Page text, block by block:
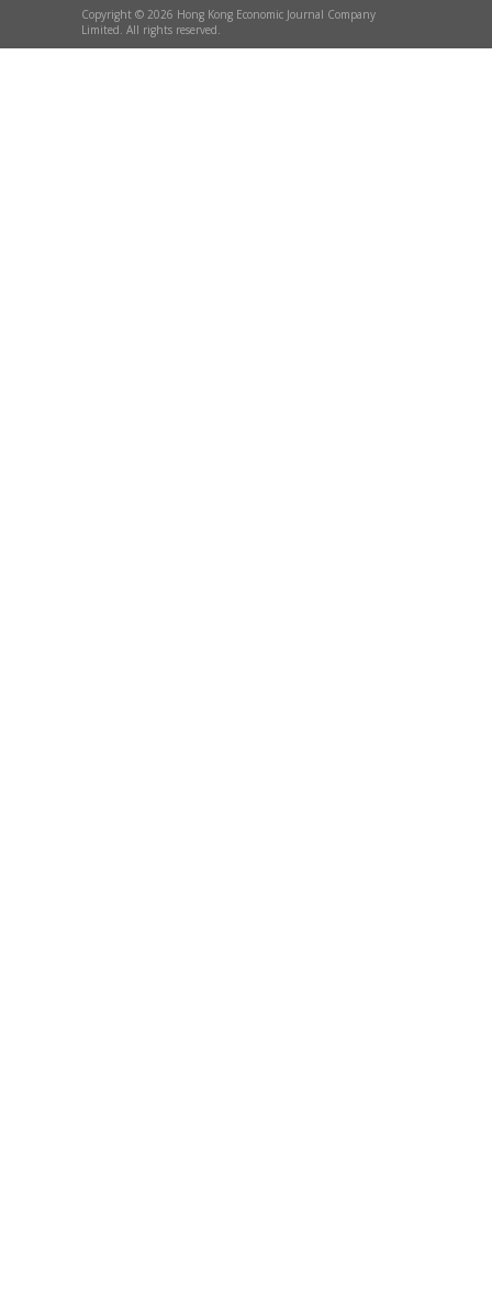
Copyright © 2026 Hong Kong Economic Journal Company
Limited. All rights reserved.